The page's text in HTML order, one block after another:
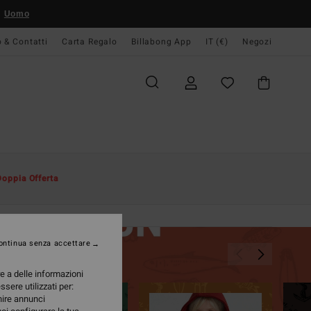
Uomo
& Contatti Carta Regalo Billabong App IT (€) Negozi
Offerta
a delle informazioni
utilizzati per:
annunci
senza accettare